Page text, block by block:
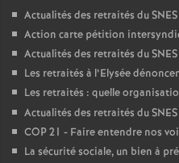
Actualités des retraités duSNES
Action carte pétition
Actualités des retraités duSNES
Les retraités à l’Elysée
Les retraités : quelle
Actualités des retraités duSNES
COP21 - Faire entendre nos
La sécurité sociale, un bien à